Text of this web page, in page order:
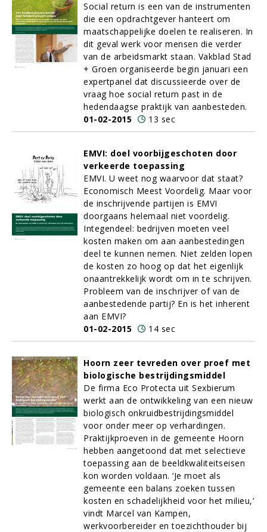
Social return is een van de instrumenten
die een opdrachtgever hanteert om
maatschappelijke doelen te realiseren. In
dit geval werk voor mensen die verder
van de arbeidsmarkt staan. Vakblad Stad
+ Groen organiseerde begin januari een
expertpanel dat discussieerde over de
vraag hoe social return past in de
hedendaagse praktijk van aanbesteden.
01-02-2015
13 sec
EMVI: doel voorbijgeschoten door
verkeerde toepassing
EMVI. U weet nog waarvoor dat staat?
Economisch Meest Voordelig. Maar voor
de inschrijvende partijen is EMVI
doorgaans helemaal niet voordelig.
Integendeel: bedrijven moeten veel
kosten maken om aan aanbestedingen
deel te kunnen nemen. Niet zelden lopen
de kosten zo hoog op dat het eigenlijk
onaantrekkelijk wordt om in te schrijven.
Probleem van de inschrijver of van de
aanbestedende partij? En is het inherent
aan EMVI?
01-02-2015
14 sec
Hoorn zeer tevreden over proef met
biologische bestrijdingsmiddel
De firma Eco Protecta uit Sexbierum
werkt aan de ontwikkeling van een nieuw
biologisch onkruidbestrijdingsmiddel
voor onder meer op verhardingen.
Praktijkproeven in de gemeente Hoorn
hebben aangetoond dat met selectieve
toepassing aan de beeldkwaliteitseisen
kon worden voldaan. ‘Je moet als
gemeente een balans zoeken tussen
kosten en schadelijkheid voor het milieu,’
vindt Marcel van Kampen,
werkvoorbereider en toezichthouder bij